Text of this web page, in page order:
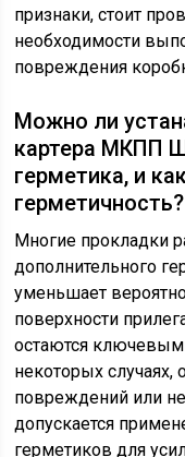
признаки, стоит
необходимости
повреждения
Можно ли
картера МКПП
герметика, и
герметичность?
Многие прокладки
дополнительного
уменьшает
поверхности
остаются
некоторых случаях,
повреждений или
допускается
герметиков для